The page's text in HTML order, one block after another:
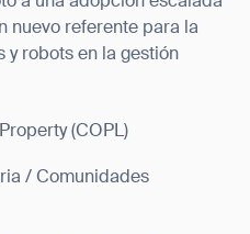
nuevo referente para la
y robots en la gestión
(COPL)
/ Comunidades
to contact me.Privacy Policy.